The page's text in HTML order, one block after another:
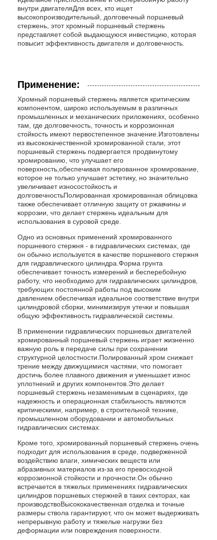
внутри двигателяДля всех, кто ищет
высокопроизводительный, долговечный поршневый
стержень, этот хромный поршневый стержень
представляет собой выдающуюся инвестицию, которая
повысит эффективность двигателя и долговечность.
Применение:
Хромный поршневый стержень является критическим
компонентом, широко используемым в различных
промышленных и механических приложениях, особенно
там, где долговечность, точность и коррозионная
стойкость имеют первостепенное значение.Изготовлены
из высококачественной хромированной стали, этот
поршневый стержень подвергается продвинутому
хромированию, что улучшает его
поверхность,обеспечивая полированное хромирование,
которое не только улучшает эстетику, но значительно
увеличивает износостойкость и
долговечностьПолированная хромированная облицовка
также обеспечивает отличную защиту от ржавчины и
коррозии, что делает стержень идеальным для
использования в суровой среде.
Одно из основных применений хромированного
поршневого стержня - в гидравлических системах, где
он обычно используется в качестве поршневого стержня
для гидравлического цилиндра.Форма грунта
обеспечивает точность измерений и бесперебойную
работу, что необходимо для гидравлических цилиндров,
требующих постоянной работы под высоким
давлением.обеспечивая идеальное соответствие внутри
цилиндровой сборки, минимизируя утечки и повышая
общую эффективность гидравлической системы.
В применении гидравлических поршневых двигателей
хромированный поршневый стержень играет жизненно
важную роль в передаче силы при сохранении
структурной целостности.Полированный хром снижает
трение между движущимися частями, что помогает
достичь более плавного движения и уменьшает износ
уплотнений и других компонентов.Это делает
поршневый стержень незаменимым в сценариях, где
надежность и операционная стабильность являются
критическими, например, в строительной технике,
промышленном оборудовании и автомобильных
гидравлических системах.
Кроме того, хромированный поршневый стержень очень
подходит для использования в среде, подверженной
воздействию влаги, химических веществ или
абразивных материалов из-за его превосходной
коррозионной стойкости и прочности.Он обычно
встречается в тяжелых применениях гидравлических
цилиндров поршневых стержней в таких секторах, как
производствоВысококачественная отделка и точные
размеры ствола гарантируют, что он может выдерживать
непрерывную работу и тяжелые нагрузки без
деформации или повреждения поверхности.